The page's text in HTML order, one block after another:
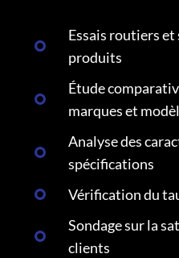
Essais routiers
produits
Étude
marques et
Analyse des
spécifications
Vérification du
Sondage sur la
clients